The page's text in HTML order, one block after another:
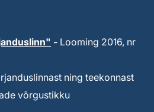
- Looming 2016, nr
ning teekonnast
võrgustikku